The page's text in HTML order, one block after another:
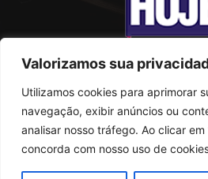
Valorizamos sua
Utilizamos cookies para aprimorar
navegação, exibir anúncios ou
analisar nosso tráfego. Ao clicar em
concorda com nosso uso de
SOBRE
Rua Conselheiro